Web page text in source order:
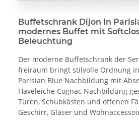
Buffetschrank Dijon in
modernes Buffet mit
Beleuchtung
Der moderne Buffetschrank der
freiraum bringt stilvolle Ordnung
Parisian Blue Nachbildung mit
Haveleiche Cognac Nachbildung
Türen, Schubkästen und offenen
Geschirr, Gläser und